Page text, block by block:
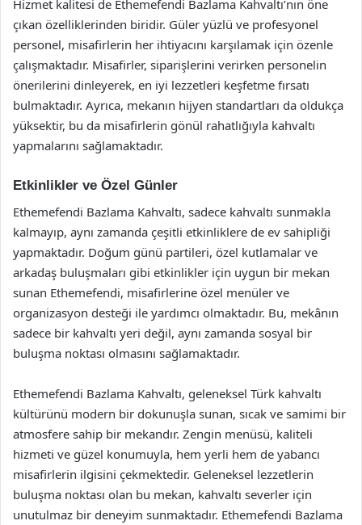
Hizmet kalitesi de Ethemefendi Bazlama Kahvaltı’nın öne
çıkan özelliklerinden biridir. Güler yüzlü ve profesyonel
personel, misafirlerin her ihtiyacını karşılamak için özenle
çalışmaktadır. Misafirler, siparişlerini verirken personelin
önerilerini dinleyerek, en iyi lezzetleri keşfetme fırsatı
bulmaktadır. Ayrıca, mekanın hijyen standartları da oldukça
yüksektir, bu da misafirlerin gönül rahatlığıyla kahvaltı
yapmalarını sağlamaktadır.
Etkinlikler ve Özel Günler
Ethemefendi Bazlama Kahvaltı, sadece kahvaltı sunmakla
kalmayıp, aynı zamanda çeşitli etkinliklere de ev sahipliği
yapmaktadır. Doğum günü partileri, özel kutlamalar ve
arkadaş buluşmaları gibi etkinlikler için uygun bir mekan
sunan Ethemefendi, misafirlerine özel menüler ve
organizasyon desteği ile yardımcı olmaktadır. Bu, mekânın
sadece bir kahvaltı yeri değil, aynı zamanda sosyal bir
buluşma noktası olmasını sağlamaktadır.
Ethemefendi Bazlama Kahvaltı, geleneksel Türk kahvaltı
kültürünü modern bir dokunuşla sunan, sıcak ve samimi bir
atmosfere sahip bir mekandır. Zengin menüsü, kaliteli
hizmeti ve güzel konumuyla, hem yerli hem de yabancı
misafirlerin ilgisini çekmektedir. Geleneksel lezzetlerin
buluşma noktası olan bu mekan, kahvaltı severler için
unutulmaz bir deneyim sunmaktadır. Ethemefendi Bazlama